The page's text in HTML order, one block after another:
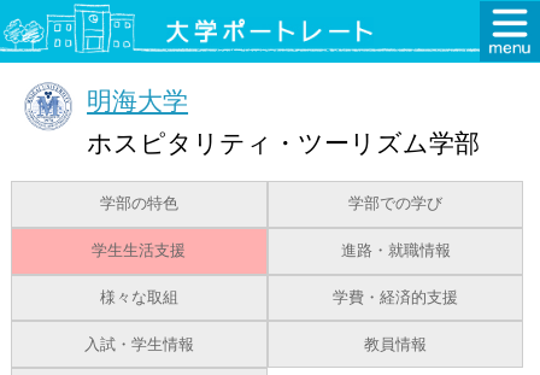
明海大学
ホスピタリティ・ツーリズム学部
学部の特色 学部での学び
学生生活支援 進路・就職情報
様々な取組 学費・経済的支援
入試・学生情報 教員情報